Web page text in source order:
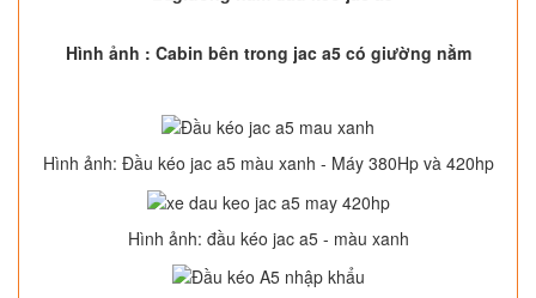
Hình ảnh : Cabin bên trong jac a5 có giường nằm
Hình ảnh: Đầu kéo jac a5 màu xanh - Máy 380Hp và 420hp
Hình ảnh: đầu kéo jac a5 - màu xanh